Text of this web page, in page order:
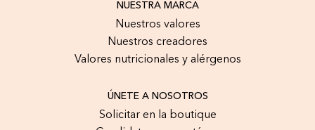
NUESTRA MARCA
Nuestros valores
Nuestros creadores
Valores nutricionales y alérgenos
ÚNETE A NOSOTROS
Solicitar en la boutique